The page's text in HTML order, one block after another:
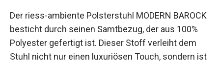
Der riess-ambiente Polsterstuhl MODERN BAROCK
besticht durch seinen Samtbezug, der aus 100%
Polyester gefertigt ist. Dieser Stoff verleiht dem
Stuhl nicht nur einen luxuriösen Touch, sondern ist